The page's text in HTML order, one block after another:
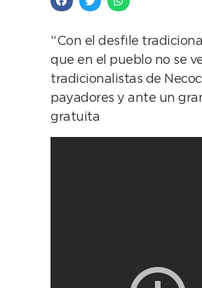
“Con el desfile
que en el pueblo no se
tradicionalistas de
payadores y ante un
gratuita